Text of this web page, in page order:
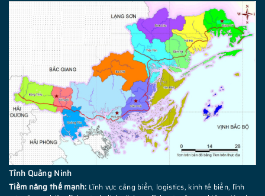
Tỉnh Quảng Ninh
Tiềm năng thế mạnh: Lĩnh vực cảng biển, logistics, kinh tế biển, lĩnh